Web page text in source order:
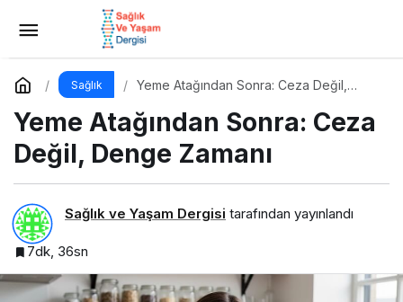
Sağlık
Yeme Atağından Sonra: Ceza Değil,
Yeme Atağından Sonra: Ceza
Değil, Denge Zamanı
Sağlık ve Yaşam Dergisi tarafından yayınlandı
7dk, 36sn
Yeme Bozukluklarında Yeme Ataklarını Nasıl
Engellerim?
Yorum Yap